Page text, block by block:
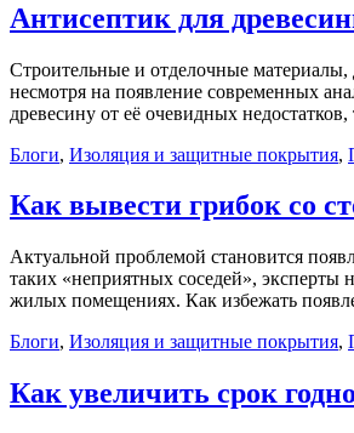
Антисептик для
Строительные и отделочные материалы,
несмотря на появление современных
древесину от её очевидных
Блоги, Изоляция и защитные покрытия,
Как вывести грибок со
Актуальной проблемой становится
таких «неприятных соседей»,
жилых помещениях. Как избежать
Блоги, Изоляция и защитные покрытия,
Как увеличить срок